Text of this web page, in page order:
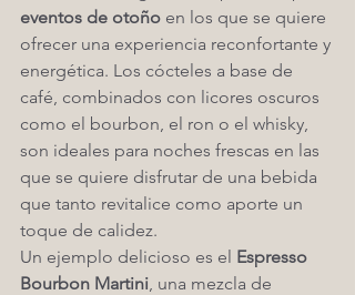
eventos de otoño en los que se quiere
ofrecer una experiencia reconfortante y
energética. Los cócteles a base de
café, combinados con licores oscuros
como el bourbon, el ron o el whisky,
son ideales para noches frescas en las
que se quiere disfrutar de una bebida
que tanto revitalice como aporte un
toque de calidez.
Un ejemplo delicioso es el Espresso
Bourbon Martini, una mezcla de